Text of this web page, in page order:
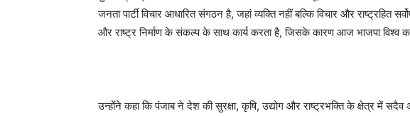
जनता पार्टी विचार आधारित संगठन है, जहां व्यक्ति नहीं बल्कि विचार और राष्ट्रहित
और राष्ट्र निर्माण के संकल्प के साथ कार्य करता है, जिसके कारण आज भाजपा विश्व
उन्होंने कहा कि पंजाब ने देश की सुरक्षा, कृषि, उद्योग और राष्ट्रभक्ति के क्षेत्र में